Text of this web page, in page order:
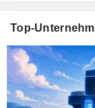
Top-